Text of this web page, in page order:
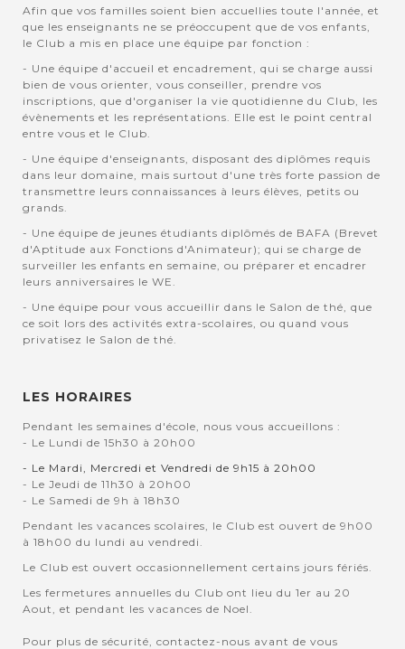
Afin que vos familles soient bien accuellies toute l'année, et
que les enseignants ne se préoccupent que de vos enfants,
le Club a mis en place une équipe par fonction :
- Une équipe d'accueil et encadrement, qui se charge aussi
bien de vous orienter, vous conseiller, prendre vos
inscriptions, que d'organiser la vie quotidienne du Club, les
évènements et les représentations. Elle est le point central
entre vous et le Club.
- Une équipe d'enseignants, disposant des diplômes requis
dans leur domaine, mais surtout d'une très forte passion de
transmettre leurs connaissances à leurs élèves, petits ou
grands.
- Une équipe de jeunes étudiants diplômés de BAFA (Brevet
d'Aptitude aux Fonctions d'Animateur); qui se charge de
surveiller les enfants en semaine, ou préparer et encadrer
leurs anniversaires le WE.
- Une équipe pour vous accueillir dans le Salon de thé, que
ce soit lors des activités extra-scolaires, ou quand vous
privatisez le Salon de thé.
LES HORAIRES
Pendant les semaines d'école, nous vous accueillons :
- Le Lundi de 15h30 à 20h00
- Le Mardi, Mercredi et Vendredi de 9h15 à 20h00
- Le Jeudi de 11h30 à 20h00
- Le Samedi de 9h à 18h30
Pendant les vacances scolaires, le Club est ouvert de 9h00
à 18h00 du lundi au vendredi.
Le Club est ouvert occasionnellement certains jours fériés.
Les fermetures annuelles du Club ont lieu du 1er au 20
Aout, et pendant les vacances de Noel.
Pour plus de sécurité, contactez-nous avant de vous